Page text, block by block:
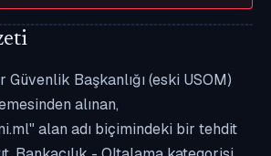
Güvenlik Başkanlığı (eski USOM)
alınan,
alan adı biçimindeki bir tehdit